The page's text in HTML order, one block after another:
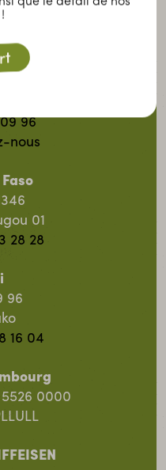
96
nous
01
28 28
96
16 04
5526 0000